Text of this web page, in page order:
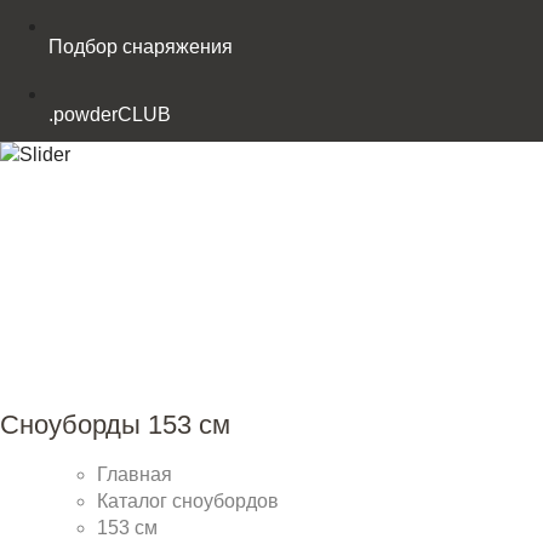
Подбор снаряжения
.powderCLUB
Сноуборды 153 см
Главная
Каталог сноубордов
153 см